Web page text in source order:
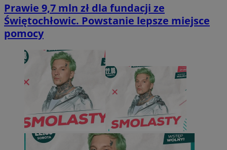
Prawie 9,7 mln zł dla fundacji ze
Świętochłowic. Powstanie lepsze miejsce
pomocy